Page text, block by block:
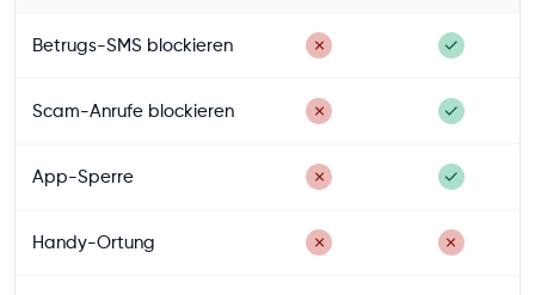
Betrugs-SMS blockieren ✗ ✓
Scam-Anrufe blockieren ✗ ✓
App-Sperre ✗ ✓
Handy-Ortung ✗ ✗